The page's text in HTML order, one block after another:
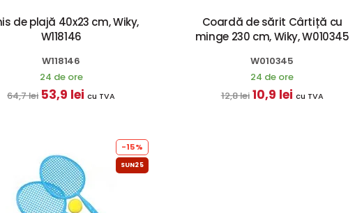
de plajă 40x23 cm, Wiky,
W118146
W118146
24 de ore
64,7 lei 53,9 lei cu TVA
Coardă de sărit Cârtiță cu
minge 230 cm, Wiky, W010345
W010345
24 de ore
12,8 lei 10,9 lei cu TVA
-15%
SUN25